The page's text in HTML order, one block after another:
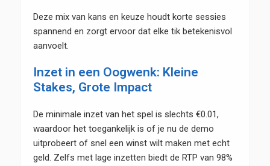
Deze mix van kans en keuze houdt korte sessies
spannend en zorgt ervoor dat elke tik betekenisvol
aanvoelt.
Inzet in een Oogwenk: Kleine
Stakes, Grote Impact
De minimale inzet van het spel is slechts €0.01,
waardoor het toegankelijk is of je nu de demo
uitprobeert of snel een winst wilt maken met echt
geld. Zelfs met lage inzetten biedt de RTP van 98%